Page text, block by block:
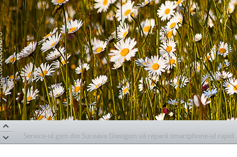
Specialiștii de la DOR Suceava te ajută să alegi ușile pentru casa ta